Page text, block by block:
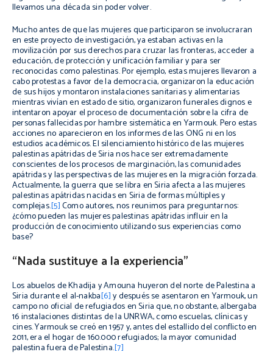
llevamos una década sin poder volver.
Mucho antes de que las mujeres que participaron se involucraran
en este proyecto de investigación, ya estaban activas en la
movilización por sus derechos para cruzar las fronteras, acceder a
educación, de protección y unificación familiar y para ser
reconocidas como palestinas. Por ejemplo, estas mujeres llevaron a
cabo protestas a favor de la democracia, organizaron la educación
de sus hijos y montaron instalaciones sanitarias y alimentarias
mientras vivían en estado de sitio, organizaron funerales dignos e
intentaron apoyar el proceso de documentación sobre la cifra de
personas fallecidas por hambre sistemática en Yarmouk. Pero estas
acciones no aparecieron en los informes de las ONG ni en los
estudios académicos. El silenciamiento histórico de las mujeres
palestinas apátridas de Siria nos hace ser extremadamente
conscientes de los procesos de marginación, las comunidades
apátridas y las perspectivas de las mujeres en la migración forzada.
Actualmente, la guerra que se libra en Siria afecta a las mujeres
palestinas apátridas nacidas en Siria de formas múltiples y
complejas.[5]Como autores, nos reunimos para preguntarnos:
¿cómo pueden las mujeres palestinas apátridas influir en la
producción de conocimiento utilizando sus experiencias como
base?
“Nada sustituye a la experiencia”
Los abuelos de Khadija y Amouna huyeron del norte de Palestina a
Siria durante el al-nakba[6]y después se asentaron en Yarmouk, un
campo no oficial de refugiados en Siria que, no obstante, albergaba
16 instalaciones distintas de la UNRWA, como escuelas, clínicas y
cines. Yarmouk se creó en 1957 y, antes del estallido del conflicto en
2011, era el hogar de 160.000 refugiados; la mayor comunidad
palestina fuera de Palestina.[7]